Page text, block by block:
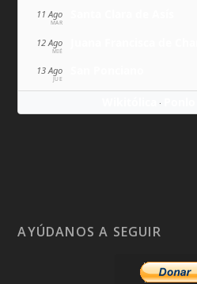
11 Ago
MAR
12 Ago
MIÉ
13 Ago
JUE
·
AYÚDANOS A SEGUIR